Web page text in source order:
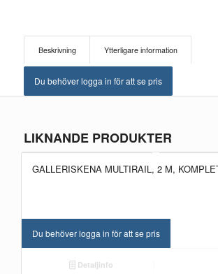
Beskrivning Ytterligare information
Du behöver logga in för att se pris
LIKNANDE PRODUKTER
GALLERISKENA MULTIRAIL, 2 M,
Du behöver logga in för att se pris
Detaljinfo